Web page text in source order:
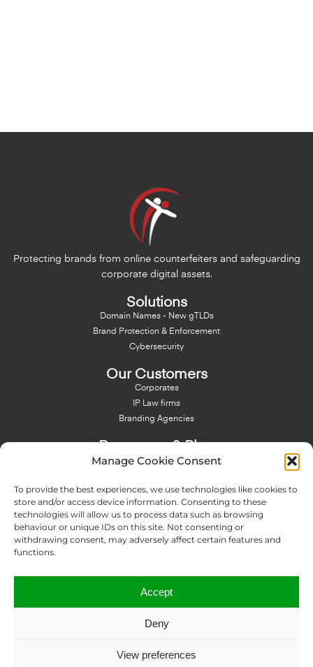
Manage Cookie Consent
To provide the best experiences, we use technologies like cookies to
store and/or access device information. Consenting to these
technologies will allow us to process data such as browsing
behaviour or unique IDs on this site. Not consenting or
withdrawing consent, may adversely affect certain features and
functions.
Accept
Deny
View preferences
Protecting brands from online counterfeiters and safeguarding
corporate digital assets.
Solutions
Domain Names - New gTLDs
Brand Protection & Enforcement
Cybersecurity
Our Customers
Corporates
IP Law firms
Branding Agencies
Blog
Domain Names Search
About Us
Expertise
Team
Memberships
Contact us